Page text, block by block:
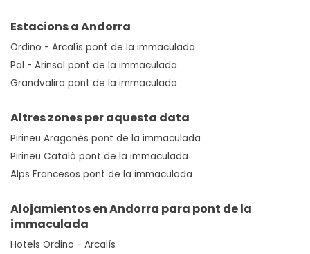
Estacions a Andorra
Ordino - Arcalís pont de la immaculada
Pal - Arinsal pont de la immaculada
Grandvalira pont de la immaculada
Altres zones per aquesta data
Pirineu Aragonès pont de la immaculada
Pirineu Català pont de la immaculada
Alps Francesos pont de la immaculada
Alojamientos en Andorra para pont de la
immaculada
Hotels Ordino - Arcalís